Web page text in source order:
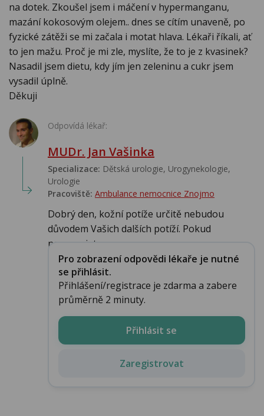
na dotek. Zkoušel jsem i máčení v hypermanganu,
mazání kokosovým olejem.. dnes se cítím unaveně, po
fyzické zátěži se mi začala i motat hlava. Lékaři říkali, ať
to jen mažu. Proč je mi zle, myslíte, že to je z kvasinek?
Nasadil jsem dietu, kdy jím jen zeleninu a cukr jsem
vysadil úplně.
Děkuji
Odpovídá lékař:
MUDr. Jan Vašinka
Specializace: Dětská urologie, Urogynekologie,
Urologie‎
Pracoviště: Ambulance nemocnice Znojmo
Dobrý den, kožní potíže určitě nebudou
důvodem Vašich dalších potíží. Pokud
nereagujet...
Pro zobrazení odpovědi lékaře je nutné
se přihlásit.
Přihlášení/registrace je zdarma a zabere
průměrně 2 minuty.
Přihlásit se
Zaregistrovat